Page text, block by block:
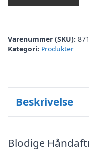
Varenummer (SKU):
Kategori: Produkter
Beskrivelse
Blodige